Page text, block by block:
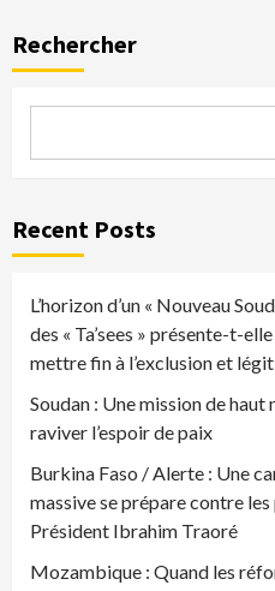
Rechercher
Recent Posts
L’horizon d’un « Nouveau
des « Ta’sees » présente-t-
mettre fin à l’exclusion et
Soudan : Une mission de haut
raviver l’espoir de paix
Burkina Faso / Alerte : Une
massive se prépare contre
Président Ibrahim Traoré
Mozambique : Quand les